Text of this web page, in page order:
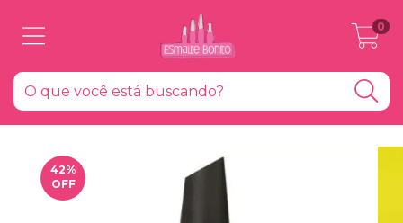
0
42%
OFF